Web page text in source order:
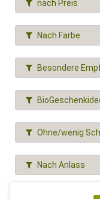
nach Preis
Nach Farbe
Besondere
Ohne/wenig
Nach Anlass